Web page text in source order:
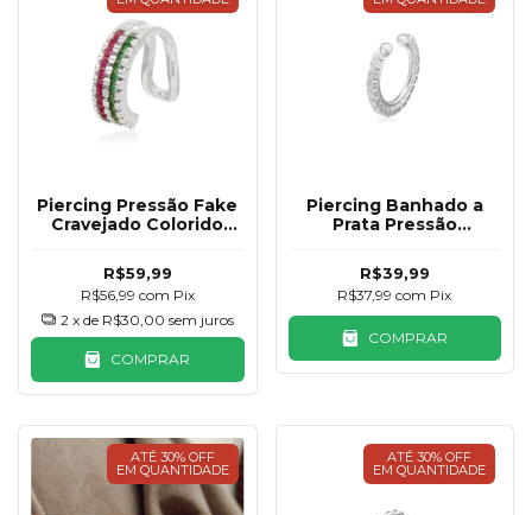
Piercing Pressão Fake
Cravejado Colorido
R$59,99
R$56,99 com Pix
2 x de R$30,00 sem juros
COMPRAR
Piercing Banhado a
Prata Pressão
R$39,99
R$37,99com Pix
COMPRAR
ATÉ 30% OFF
EM QUANTIDADE
ATÉ 30% OFF
EM QUANTIDADE